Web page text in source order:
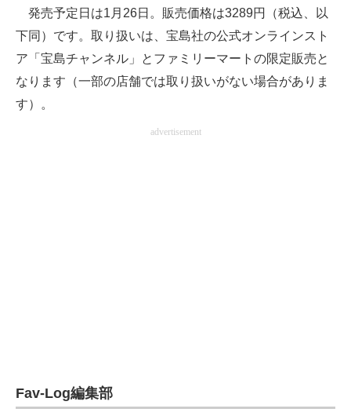
企業向けIT製品の総合サイト
製造業のIT導入・活用を支援
発売予定日は1月26日。販売価格は3289円（税込、以
下同）です。取り扱いは、宝島社の公式オンラインスト
ア「宝島チャンネル」とファミリーマートの限定販売と
なります（一部の店舗では取り扱いがない場合がありま
す）。
advertisement
Fav-Log編集部